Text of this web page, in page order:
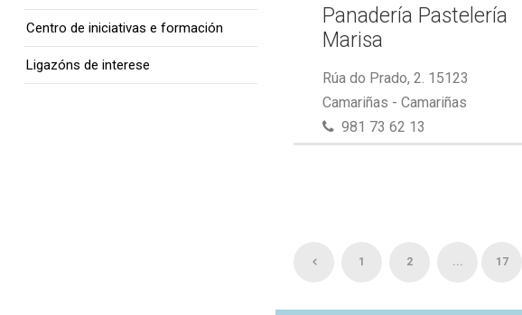
Panadería Pastelería
Marisa
Rúa do Prado, 2. 15123
Camariñas - Camariñas
981 73 62 13
1 2 ... 17
Centro de iniciativas e formación
Ligazóns de interese